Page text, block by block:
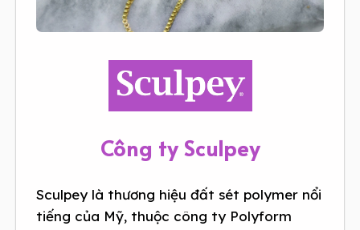
Công ty Sculpey
Sculpey là thương hiệu đất sét polymer nổi
tiếng của Mỹ, thuộc công ty Polyform